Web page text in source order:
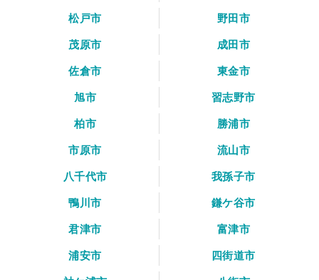
松戸市
野田市
茂原市
成田市
佐倉市
東金市
旭市
習志野市
柏市
勝浦市
市原市
流山市
八千代市
我孫子市
鴨川市
鎌ケ谷市
君津市
富津市
浦安市
四街道市